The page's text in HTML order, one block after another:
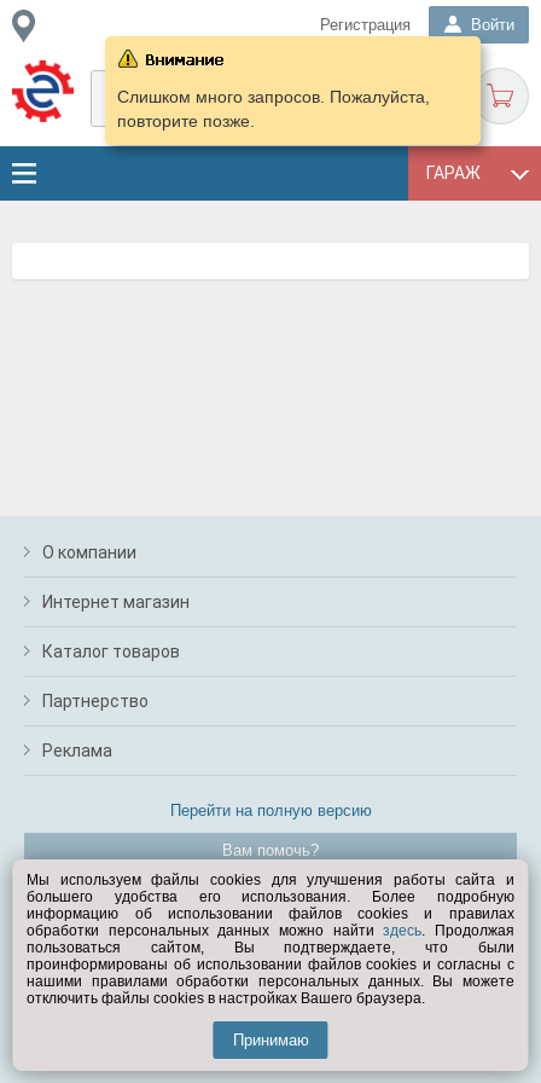
Регистрация Войти
ГАРАЖ
Слишком много запросов. Пожалуйста,
повторите позже.
О компании
Интернет магазин
Каталог товаров
Партнерство
Реклама
Перейти на полную версию
Вам помочь?
© Exist.ru 1998—2026
Мы используем файлы cookies для улучшения работы сайта и
большего удобства его использования. Более подробную
информацию об использовании файлов cookies и правилах
обработки персональных данных можно найтиздесь. Продолжая
пользоваться сайтом, Вы подтверждаете, что были
проинформированы об использовании файлов cookies и согласны с
нашими правилами обработки персональных данных. Вы можете
отключить файлы cookies в настройках Вашего браузера.
Принимаю